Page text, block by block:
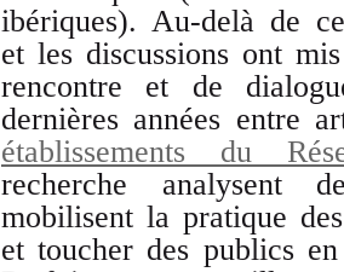
ibériques). Au-delà de
et les discussions ont
rencontre et de
dernières années entre
établissements du
recherche analysent
mobilisent la pratique
et toucher des publics